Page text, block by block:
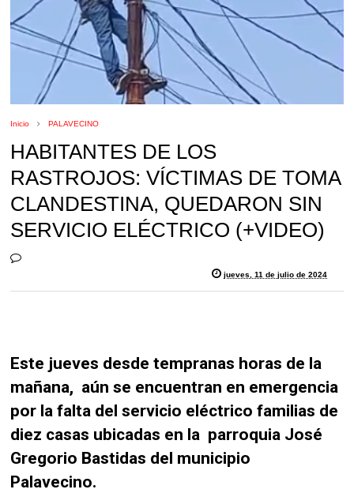
Inicio PALAVECINO
HABITANTES DE LOS
RASTROJOS: VÍCTIMAS DE TOMA
CLANDESTINA, QUEDARON SIN
SERVICIO ELÉCTRICO (+VIDEO)
jueves, 11 de julio de 2024
Este jueves desde tempranas horas de la
mañana, aún se encuentran en emergencia
por la falta del servicio eléctrico familias de
diez casas ubicadas en la parroquia José
Gregorio Bastidas del municipio
Palavecino.